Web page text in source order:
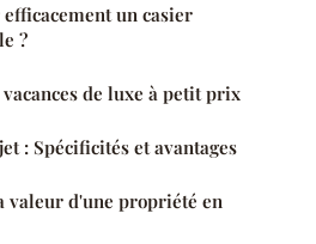
un casier
?
de luxe à petit prix
: Spécificités et avantages
valeur d'une propriété en